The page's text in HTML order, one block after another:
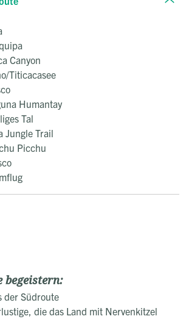
Humantay
Tal
Trail
Picchu
begeistern:
der Südroute
die das Land mit Nervenkitzel